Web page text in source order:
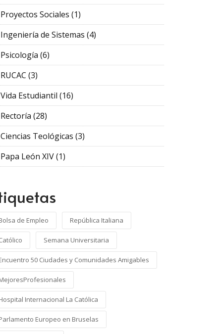
Proyectos Sociales (1)
Ingeniería de Sistemas (4)
Psicología (6)
RUCAC (3)
Vida Estudiantil (16)
Rectoría (28)
Ciencias Teológicas (3)
Papa León XIV(1)
de Empleo República Italiana
Semana Universitaria
50 Ciudades y Comunidades Amigables
Internacional La Católica
Europeo en Bruselas